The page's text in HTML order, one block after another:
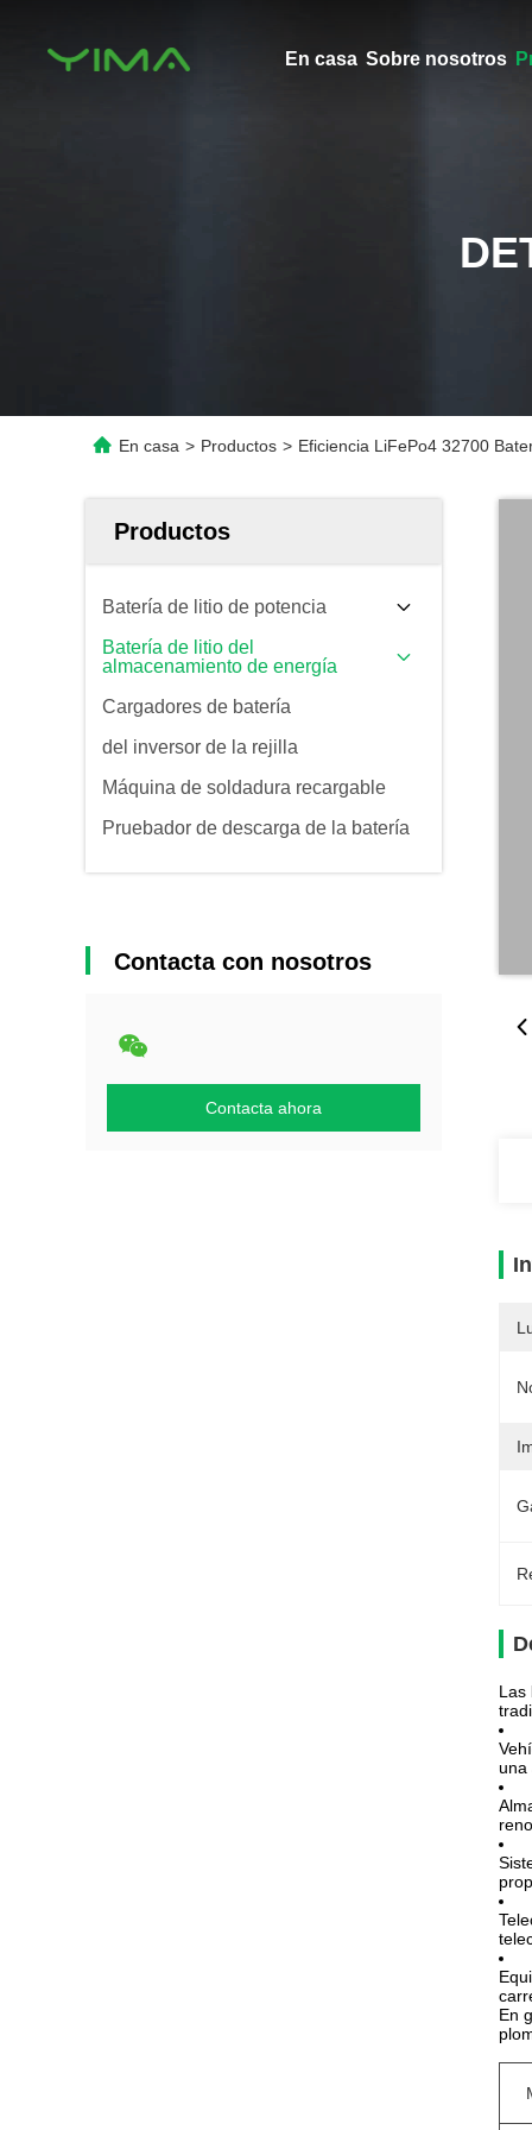
En casa Sobre nosotros
En casa > Productos > Eficiencia LiFePo4 32700
Productos
Batería de litio de potencia
Batería de litio del
almacenamiento de energía
Cargadores de batería
del inversor de la rejilla
Máquina de soldadura recargable
Pruebador de descarga de la batería
Contacta con nosotros
Contacta ahora
Las
una
En